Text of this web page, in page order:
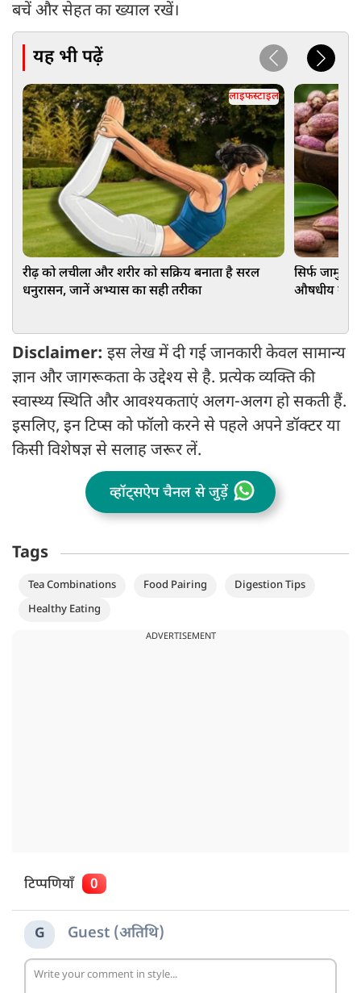
बचें और सेहत का ख्याल रखें।
यह भी पढ़ें
लाइफस्टाइल
रीढ़ को लचीला और शरीर को सक्रिय बनाता है सरल
धनुरासन, जानें अभ्यास का सही तरीका
सिर्फ जामुन
औषधीय गुण,
Disclaimer: इस लेख में दी गई जानकारी केवल सामान्य
ज्ञान और जागरूकता के उद्देश्य से है. प्रत्येक व्यक्ति की
स्वास्थ्य स्थिति और आवश्यकताएं अलग-अलग हो सकती हैं.
इसलिए, इन टिप्स को फॉलो करने से पहले अपने डॉक्टर या
किसी विशेषज्ञ से सलाह जरूर लें.
व्हॉट्सऐप चैनल से जुड़ें
Tags
Tea Combinations Food Pairing
Digestion Tips
Healthy Eating
ADVERTISEMENT
टिप्पणियाँ 0
G Guest (अतिथि)